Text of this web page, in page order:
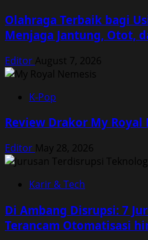
Olahraga Terbaik bagi
Menjaga Jantung, Otot,
Editor August 7, 2026
K-Pop
Review Drakor My Royal
Editor May 28, 2026
Karir & Tech
Di Ambang Disrupsi: 7
Terancam Otomatisasi